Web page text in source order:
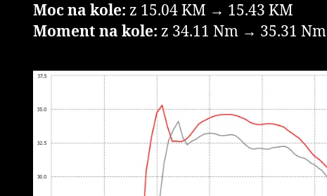
Moc na kole: z 15.04 KM → 15.43 KM
Moment na kole: z 34.11 Nm → 35.31 Nm